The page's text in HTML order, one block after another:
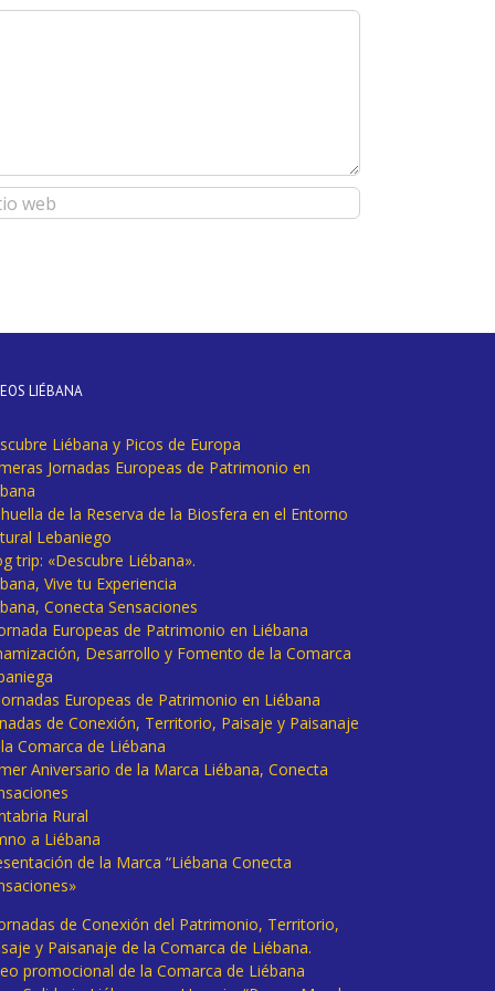
LIÉBANA
Liébana y Picos de Europa
Jornadas Europeas de Patrimonio en
de la Reserva de la Biosfera en el Entorno
Lebaniego
trip: «Descubre Liébana».
Vive tu Experiencia
Conecta Sensaciones
Europeas de Patrimonio en Liébana
Desarrollo y Fomento de la Comarca
Europeas de Patrimonio en Liébana
de Conexión, Territorio, Paisaje y Paisanaje
Comarca de Liébana
Aniversario de la Marca Liébana, Conecta
Rural
a Liébana
de la Marca “Liébana Conecta
de Conexión del Patrimonio, Territorio,
y Paisanaje de la Comarca de Liébana.
promocional de la Comarca de Liébana